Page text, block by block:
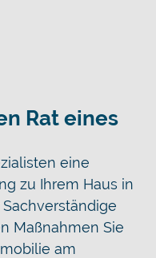
Rat eines
eine
zu Ihrem Haus in
Maßnahmen Sie
am